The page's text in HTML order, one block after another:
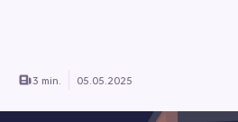
3 min. 05.05.2025